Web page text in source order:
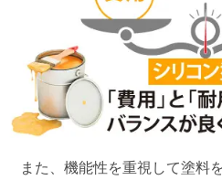
また、機能性を重視して塗料